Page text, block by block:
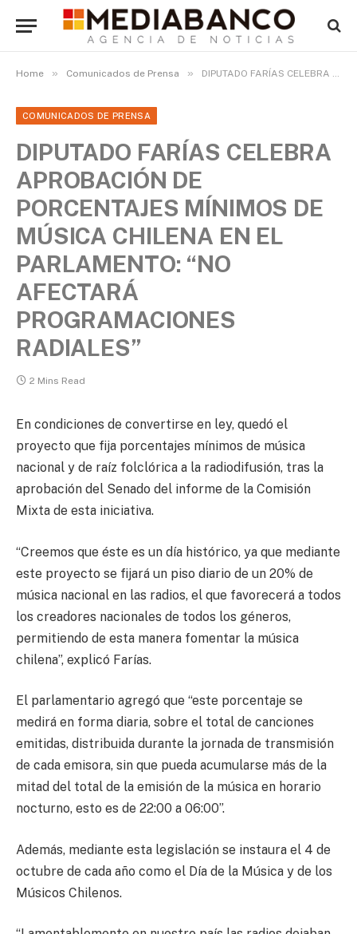
Home » Comunicados de Prensa » DIPUTADO FARÍAS CELEBRA APROBACIÓN DE PORCENTAJES MÍNIMOS DE MÚSICA CHILENA EN EL PARLAMENTO: “NO AFECTARÁ PROGRAMACIONES RADIALES”
COMUNICADOS DE PRENSA
DIPUTADO FARÍAS CELEBRA
APROBACIÓN DE
PORCENTAJES MÍNIMOS DE
MÚSICA CHILENA EN EL
PARLAMENTO: “NO
AFECTARÁ
PROGRAMACIONES
RADIALES”
2 Mins Read
En condiciones de convertirse en ley, quedó el
proyecto que fija porcentajes mínimos de música
nacional y de raíz folclórica a la radiodifusión, tras la
aprobación del Senado del informe de la Comisión
Mixta de esta iniciativa.
“Creemos que éste es un día histórico, ya que mediante
este proyecto se fijará un piso diario de un 20% de
música nacional en las radios, el que favorecerá a todos
los creadores nacionales de todos los géneros,
permitiendo de esta manera fomentar la música
chilena”, explicó Farías.
El parlamentario agregó que “este porcentaje se
medirá en forma diaria, sobre el total de canciones
emitidas, distribuida durante la jornada de transmisión
de cada emisora, sin que pueda acumularse más de la
mitad del total de la emisión de la música en horario
nocturno, esto es de 22:00 a 06:00”.
Además, mediante esta legislación se instaura el 4 de
octubre de cada año como el Día de la Música y de los
Músicos Chilenos.